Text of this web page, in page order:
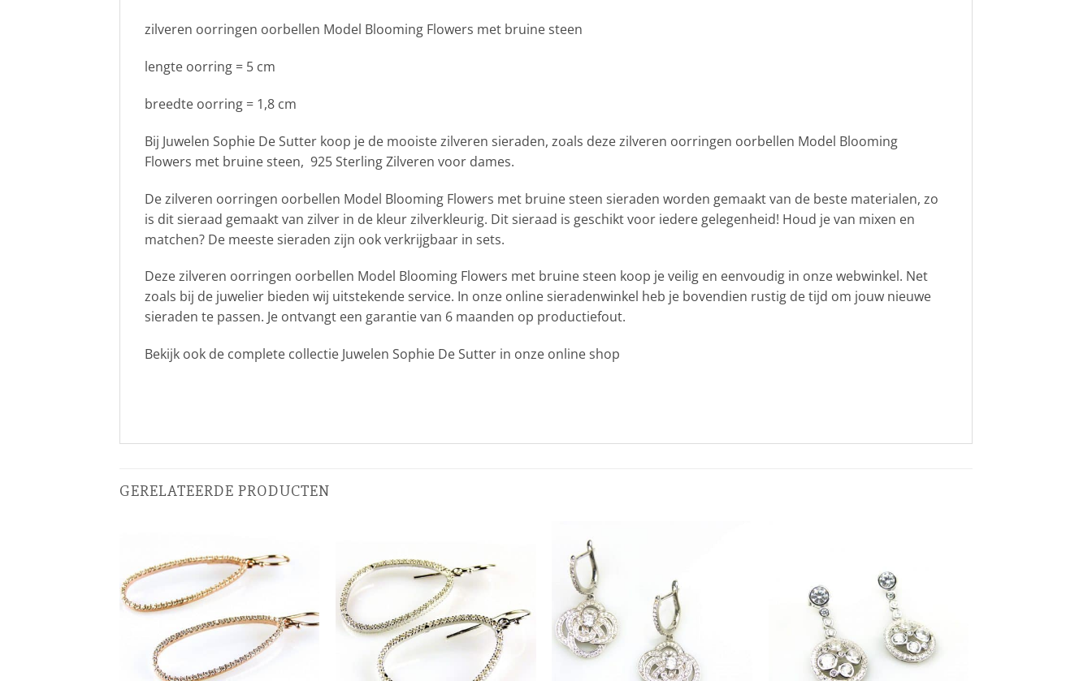
zilveren oorringen oorbellen Model Blooming Flowers met bruine steen
lengte oorring = 5 cm
breedte oorring = 1,8 cm
Bij Juwelen Sophie De Sutter koop je de mooiste zilveren sieraden, zoals deze zilveren oorringen oorbellen Model Blooming
Flowers met bruine steen, 925 Sterling Zilveren voor dames.
De zilveren oorringen oorbellen Model Blooming Flowers met bruine steen sieraden worden gemaakt van de beste materialen, zo
is dit sieraad gemaakt van zilver in de kleur zilverkleurig. Dit sieraad is geschikt voor iedere gelegenheid! Houd je van mixen en
matchen? De meeste sieraden zijn ook verkrijgbaar in sets.
Deze zilveren oorringen oorbellen Model Blooming Flowers met bruine steen koop je veilig en eenvoudig in onze webwinkel. Net
zoals bij de juwelier bieden wij uitstekende service. In onze online sieradenwinkel heb je bovendien rustig de tijd om jouw nieuwe
sieraden te passen. Je ontvangt een garantie van 6 maanden op productiefout.
Bekijk ook de complete collectie Juwelen Sophie De Sutter in onze online shop
GERELATEERDE PRODUCTEN